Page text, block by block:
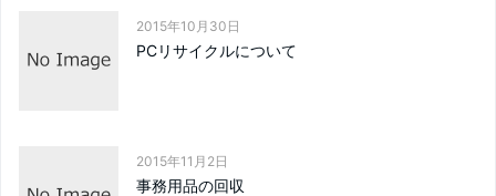
2015年10月30日
PCリサイクルについて
2015年11月2日
事務用品の回収